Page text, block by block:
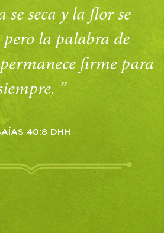
se seca y la flor se
la palabra de
firme para
”
40:8 DHH